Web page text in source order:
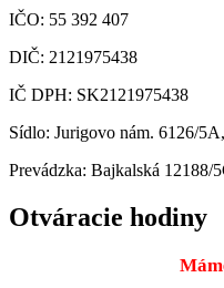
IČO: 55 392 407
DIČ: 2121975438
IČ DPH: SK2121975438
Sídlo: Jurigovo nám. 6126/
Prevádzka: Bajkalská 12188/
Otváracie hodiny